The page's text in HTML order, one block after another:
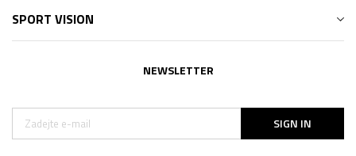
SPORT VISION
NEWSLETTER
SIGN IN